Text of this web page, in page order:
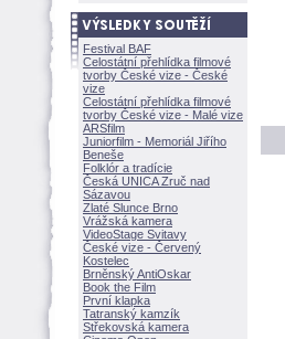
Festival BAF
Celostátní přehlídka filmové
tvorby České vize - České
vize
Celostátní přehlídka filmové
tvorby České vize - Malé vize
ARSfilm
Juniorfilm - Memoriál Jiřího
Beneše
Folklór a tradície
Česká UNICA Zruč nad
Sázavou
Zlaté Slunce Brno
Vrážská kamera
VideoStage Svitavy
České vize - Červený
Kostelec
Brněnský AntiOskar
Book the Film
První klapka
Tatranský kamzík
Střekovská kamera